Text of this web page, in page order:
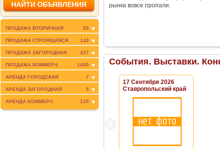
ПРОДАЖА ВТОРИЧНАЯ 55
ПРОДАЖА СТРОЯЩАЯСЯ 143
ПРОДАЖА ЗАГОРОДНАЯ 427
ПРОДАЖА КОММЕРЧ. 1400
АРЕНДА ГОРОДСКАЯ 7
АРЕНДА ЗАГОРОДНАЯ 5
АРЕНДА КОММЕРЧ. 125
рынка вовсе пропали.
События. Выставки.
17 Сентября 2026
Ставропольский край